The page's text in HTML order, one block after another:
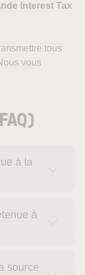
Interest Tax
tous
vous
à la
à
source